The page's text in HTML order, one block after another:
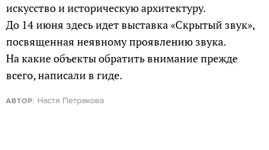
искусство и историческую архитектуру.
До 14 июня здесь идет выставка «Скрытый звук»,
посвященная неявному проявлению звука.
На какие объекты обратить внимание прежде
всего, написали в гиде.
АВТОР: Настя Петракова